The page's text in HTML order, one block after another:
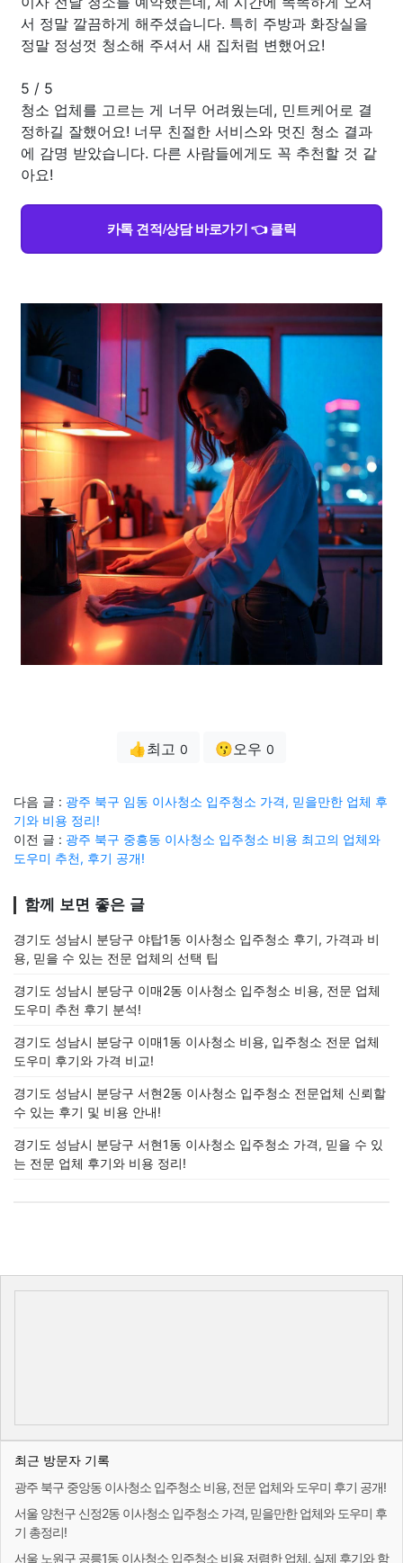
서 정말 깔끔하게 해주셨습니다. 특히 주방과 화장실을
정말 정성껏 청소해 주셔서 새 집처럼 변했어요!
5 / 5
청소 업체를 고르는 게 너무 어려웠는데, 민트케어로 결
정하길 잘했어요! 너무 친절한 서비스와 멋진 청소 결과
에 감명 받았습니다. 다른 사람들에게도 꼭 추천할 것 같
아요!
카톡 견적/상담 바로가기 👈 클릭
👍최고 0 😗오우 0
다음 글 : 광주 북구 임동 이사청소 입주청소 가격, 믿을만한 업체 후
기와 비용 정리!
이전 글 : 광주 북구 중흥동 이사청소 입주청소 비용 최고의 업체와
도우미 추천, 후기 공개!
함께 보면 좋은 글
경기도 성남시 분당구 야탑1동 이사청소 입주청소 후기, 가격과 비
용, 믿을 수 있는 전문 업체의 선택 팁
경기도 성남시 분당구 이매2동 이사청소 입주청소 비용, 전문 업체
도우미 추천 후기 분석!
경기도 성남시 분당구 이매1동 이사청소 비용, 입주청소 전문 업체
도우미 후기와 가격 비교!
경기도 성남시 분당구 서현2동 이사청소 입주청소 전문업체 신뢰할
수 있는 후기 및 비용 안내!
경기도 성남시 분당구 서현1동 이사청소 입주청소 가격, 믿을 수 있
는 전문 업체 후기와 비용 정리!
최근 방문자 기록
광주 북구 중앙동 이사청소 입주청소 비용, 전문 업체와 도우미 후기 공개!
서울 양천구 신정2동 이사청소 입주청소 가격, 믿을만한 업체와 도우미 후
기 총정리!
서울 노원구 공릉1동 이사청소 입주청소 비용 저렴한 업체, 실제 후기와 함